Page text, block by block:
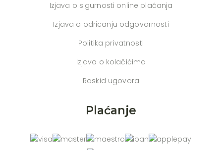
Izjava o sigurnosti online plaćanja
Izjava o odricanju odgovornosti
Politika privatnosti
Izjava o kolačićima
Raskid ugovora
Plaćanje